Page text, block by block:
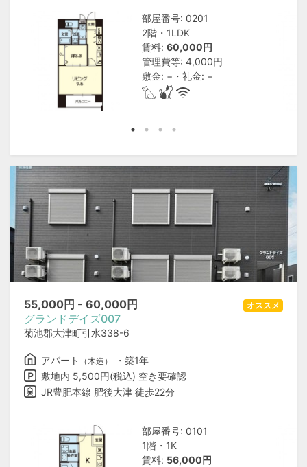
部屋番号: 0201
2階・1LDK
賃料: 60,000円
管理費等: 4,000円
敷金: −・礼金: −
55,000円 - 60,000円
グランドデイズ007
菊池郡大津町引水338-6
オススメ
アパート （木造）
・築1年
敷地内 5,500円(税込) 空き要確認
JR豊肥本線 肥後大津 徒歩22分
部屋番号: 0101
1階・1K
賃料: 56,000円